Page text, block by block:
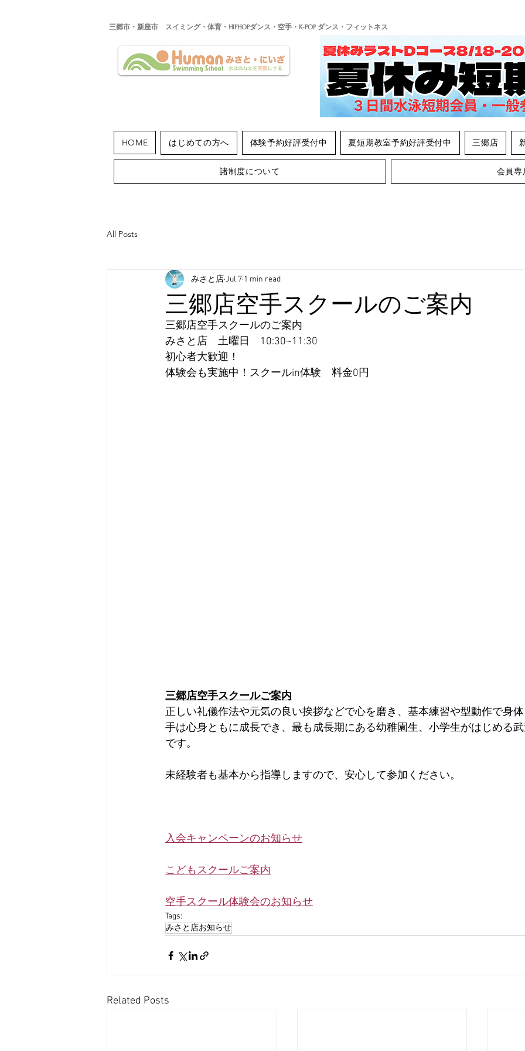
​三郷市・新座市 スイミング・体育・HIPHOPダンス・空手・K-POP ダンス・フィットネス
HOME はじめての方へ 体験予約好評受付中 夏短期教室予約好評受付中 三郷店
諸制度について 会員専
All Posts
三郷店空手スクールのご案内
みさと店Jul 7 1 min read
三郷店空手スクールのご案内
みさと店　土曜日　10:30~11:30
初心者大歓迎！
体験会も実施中！スクールin体験　料金0円
三郷店空手スクールご案内
正しい礼儀作法や元気の良い挨拶などで心を磨き、基本練習や型動作で身
手は心身ともに成長でき、最も成長期にある幼稚園生、小学生がはじめる
です。
未経験者も基本から指導しますので、安心して参加ください。
入会キャンペーンのお知らせ
こどもスクールご案内
空手スクール体験会のお知らせ
Tags:
みさと店お知らせ
Related Posts